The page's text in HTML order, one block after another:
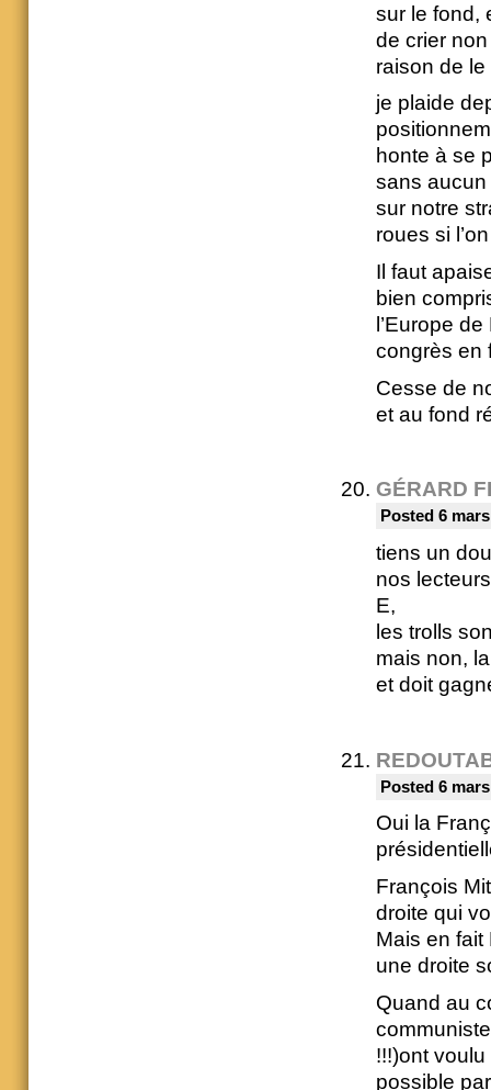
sur le fond,
de crier
raison de
je plaide
honte à se
sans aucun
sur notre
roues si
Il faut
bien
l’Europe
congrès en
Cesse de
et au fond
GÉRARD
Posted 6
tiens un
nos
E,
les trolls
mais non,
et doit
Posted 6
Oui la
François
droite qui
Mais en fait
une droite
Quand au
!!!)ont
possible